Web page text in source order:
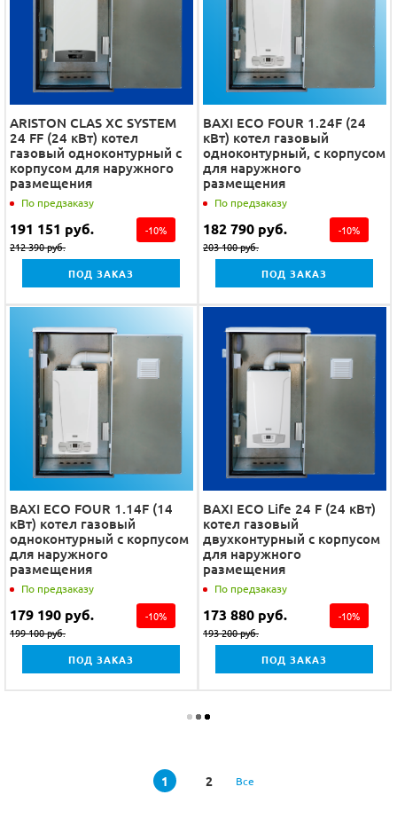
ARISTON CLAS XC SYSTEM
24 FF (24 кВт) котел
газовый одноконтурный с
корпусом для наружного
размещения
По предзаказу
191 151 руб.
212 390руб.
-10%
ПОД ЗАКАЗ
BAXI ECO FOUR 1.24F (24
кВт) котел газовый
одноконтурный, с корпусом
для наружного
размещения
По предзаказу
182 790 руб.
203 100руб.
-10%
ПОД ЗАКАЗ
BAXI ECO FOUR 1.14F (14
кВт) котел газовый
одноконтурный с корпусом
для наружного
размещения
По предзаказу
179 190 руб.
199 100руб.
-10%
ПОД ЗАКАЗ
BAXI ECO Life 24 F (24 кВт)
котел газовый
двухконтурный с корпусом
для наружного
размещения
По предзаказу
173 880 руб.
193 200руб.
-10%
ПОД ЗАКАЗ
1 2 Все